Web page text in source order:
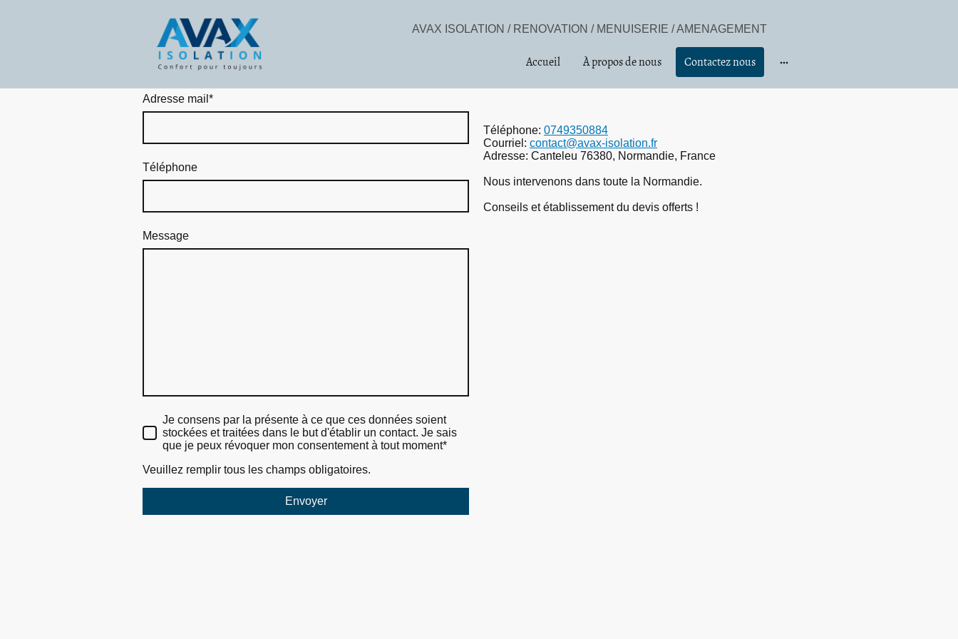
AVAX ISOLATION / RENOVATION / MENUISERIE / AMENAGEMENT
Accueil À propos de nous Contactez nous
Adresse mail *
Téléphone
Message
Je consens par la présente à ce que ces données soient
stockées et traitées dans le but d'établir un contact. Je sais
que je peux révoquer mon consentement à tout moment*
Veuillez remplir tous les champs obligatoires.
Envoyer
Téléphone: 0749350884
Courriel: contact@avax-isolation.fr
Adresse: Canteleu 76380, Normandie, France
Nous intervenons dans toute la Normandie.
Conseils et établissement du devis offerts !